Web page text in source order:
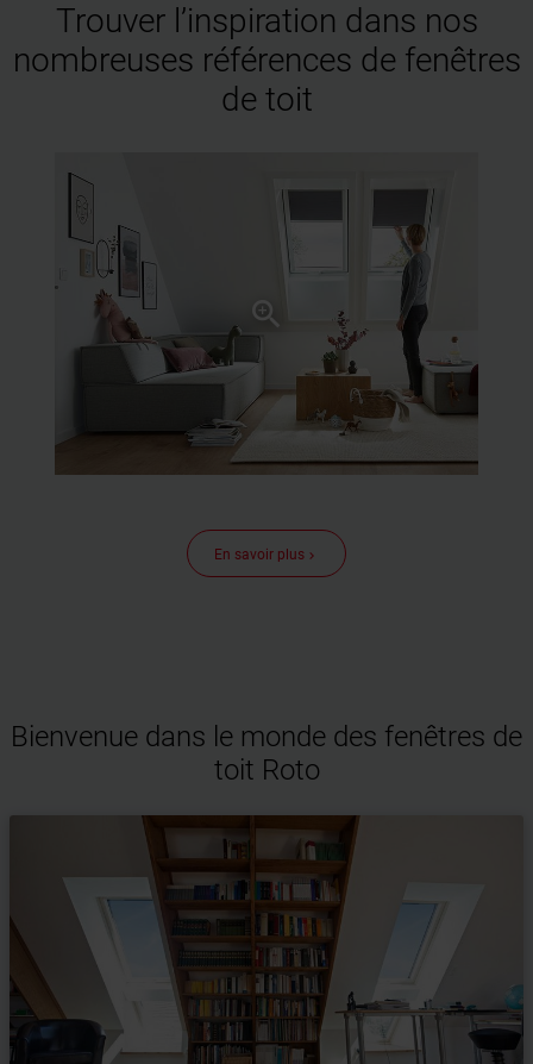
Trouver l’inspiration dans nos
nombreuses références de fenêtres
de toit
En savoir plus keyboard_arrow_right
Bienvenue dans le monde des fenêtres de
toit Roto